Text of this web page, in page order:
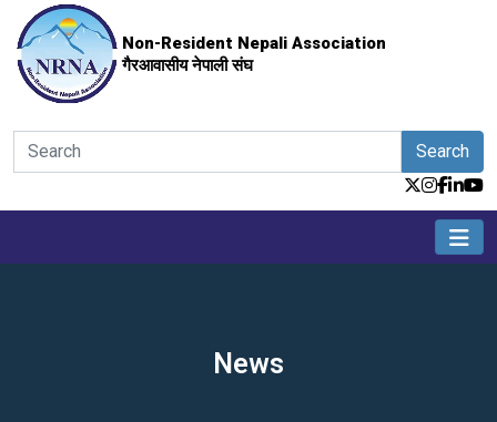
Non-Resident Nepali Association
गैरआवासीय नेपाली संघ
Search
News